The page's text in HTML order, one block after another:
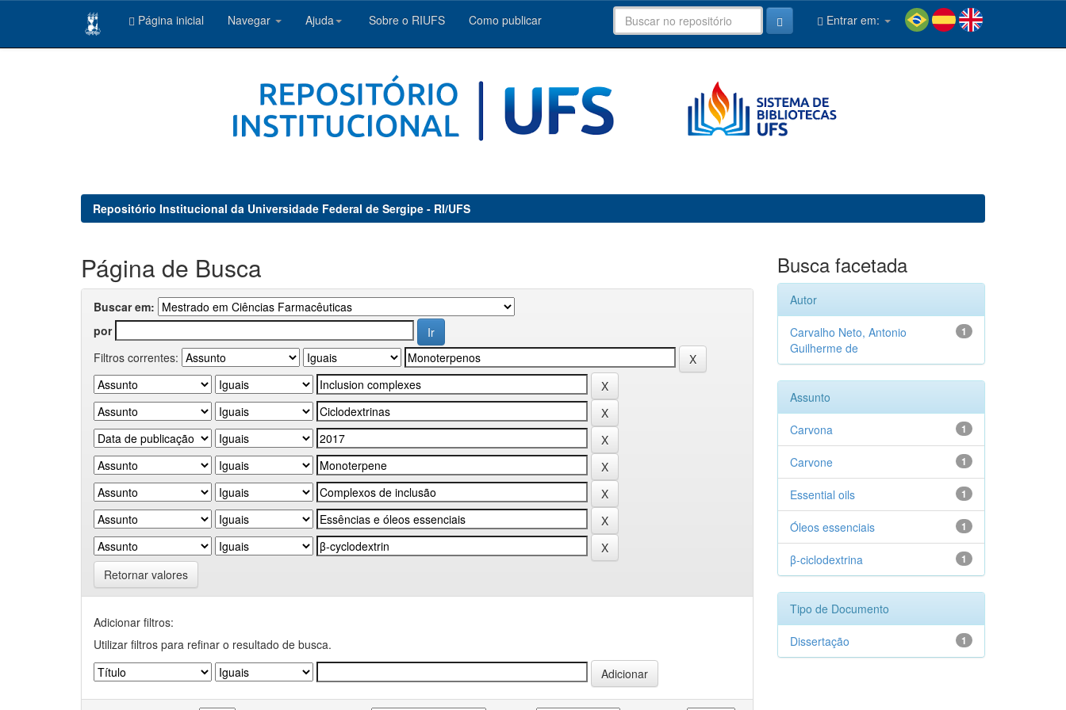
Página inicial Navegar Ajuda Sobre o RIUFS Como publicar Entrar em:
Repositório Institucional da Universidade Federal de Sergipe - RI/UFS
Página de Busca
Buscar em:
por
Filtros correntes:
Retornar valores
Adicionar filtros:
Utilizar filtros para refinar o resultado de busca.
Busca facetada
Autor
1
Carvalho Neto, Antonio
Guilherme de
Assunto
1
Carvona
1
Carvone
1
Essential oils
1
Óleos essenciais
1
β-ciclodextrina
Tipo de Documento
1
Dissertação